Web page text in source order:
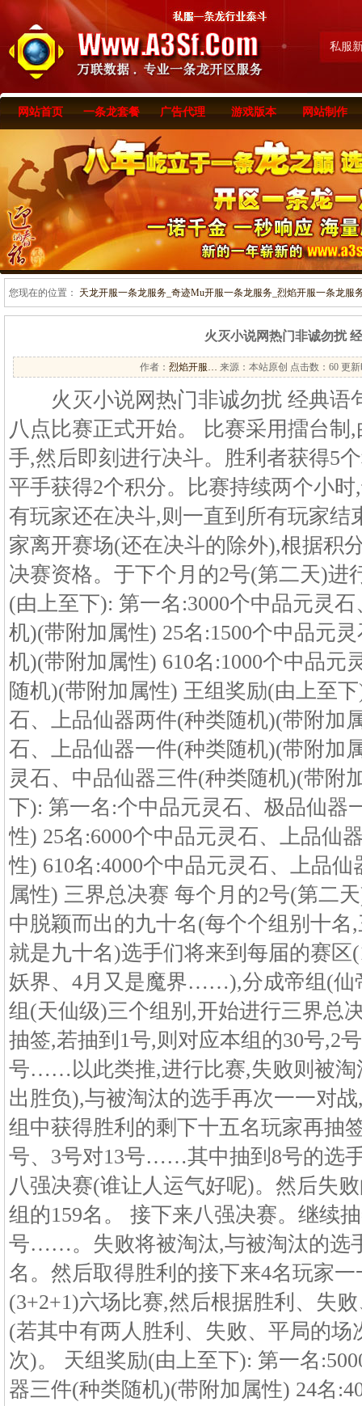
私服
网站首页 一条龙套餐 广告代理 游戏版本 网站制作
您现在的位置： 天龙开服一条龙服务_奇迹Mu开服一条龙服务_烈焰开服一条龙服
火灭小说网热门非诚勿扰
作者： 烈焰开服… 来源：本站原创 点击数： 60 更新
火灭小说网热门非诚勿扰 经典语
八点比赛正式开始。 比赛采用擂台制
手,然后即刻进行决斗。胜利者获得5
平手获得2个积分。比赛持续两个小
有玩家还在决斗,则一直到所有玩家结
家离开赛场(还在决斗的除外),根据积
决赛资格。于下个月的2号(第二天)进
(由上至下): 第一名:3000个中品元灵
机)(带附加属性) 25名:1500个中品元
机)(带附加属性) 610名:1000个中品元
随机)(带附加属性) 王组奖励(由上至
石、上品仙器两件(种类随机)(带附加
石、上品仙器一件(种类随机)(带附加
灵石、中品仙器三件(种类随机)(带附
下): 第一名:个中品元灵石、极品仙器
性) 25名:6000个中品元灵石、上品仙
性) 610名:4000个中品元灵石、上品
属性) 三界总决赛 每个月的2号(第二
中脱颖而出的九十名(每个个组别十
就是九十名)选手们将来到每届的赛区
妖界、4月又是魔界……),分成帝组(仙
组(天仙级)三个组别,开始进行三界总
抽签,若抽到1号,则对应本组的30号,2
号……以此类推,进行比赛,失败则被淘
出胜负),与被淘汰的选手再次一一对
组中获得胜利的剩下十五名玩家再抽
号、3号对13号……其中抽到8号的选
八强决赛(谁让人运气好呢)。然后失
组的159名。 接下来八强决赛。继续
号……。失败将被淘汰,与被淘汰的选
名。然后取得胜利的接下来4名玩家
(3+2+1)六场比赛,然后根据胜利、失
(若其中有两人胜利、失败、平局的
次)。 天组奖励(由上至下): 第一名
器三件(种类随机)(带附加属性) 24名